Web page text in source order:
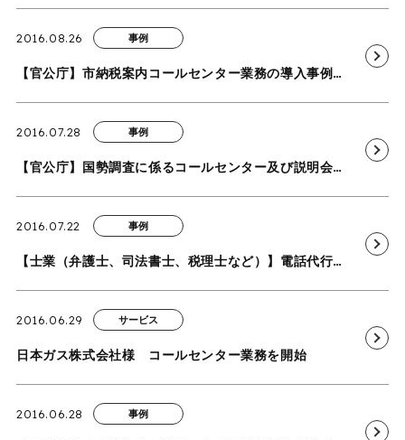
2016.08.26 事例
【官公庁】市納税案内コールセンター業務の導入事例を追加いたしました
2016.07.28 事例
【官公庁】国勢調査に係るコールセンター及び説明会運営業務の導入事例を追加いたしました
2016.07.22 事例
【士業（弁護士、司法書士、税理士など）】電話代行業務の導入事例を追加いたしました
2016.06.29 サービス
日本ガス株式会社様 コールセンター業務を開始
2016.06.28 事例